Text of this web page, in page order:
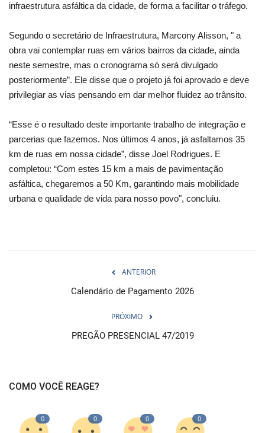
infraestrutura asfáltica da cidade, de forma a facilitar o tráfego.
Segundo o secretário de Infraestrutura, Marcony Alisson, " a
obra vai contemplar ruas em vários bairros da cidade, ainda
neste semestre, mas o cronograma só será divulgado
posteriormente”. Ele disse que o projeto já foi aprovado e deve
privilegiar as vias pensando em dar melhor fluidez ao trânsito.
“Esse é o resultado deste importante trabalho de integração e
parcerias que fazemos. Nos últimos 4 anos, já asfaltamos 35
km de ruas em nossa cidade”, disse Joel Rodrigues. E
completou: “Com estes 15 km a mais de pavimentação
asfáltica, chegaremos a 50 Km, garantindo mais mobilidade
urbana e qualidade de vida para nosso povo", concluiu.
ANTERIOR
Calendário de Pagamento 2026
PRÓXIMO
PREGÃO PRESENCIAL 47/2019
COMO VOCÊ REAGE?
0 0 0 0